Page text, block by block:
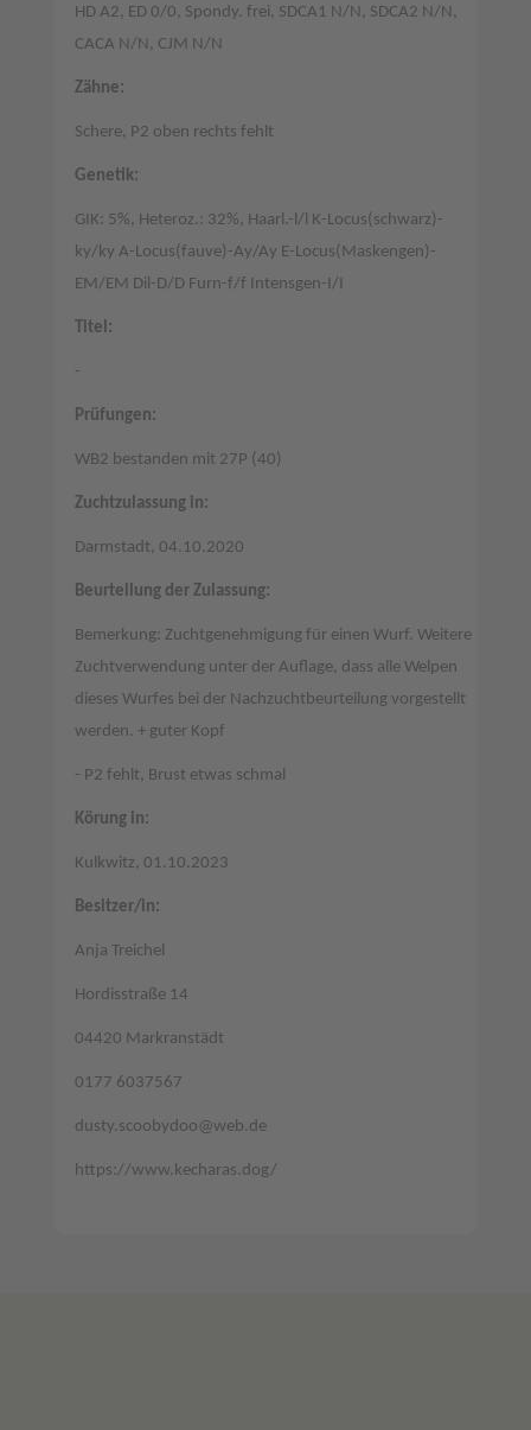
HD A2, ED 0/0, Spondy. frei, SDCA1 N/N, SDCA2 N/N,
CACA N/N, CJM N/N
Zähne:
Schere, P2 oben rechts fehlt
Genetik:
GIK: 5%, Heteroz.: 32%, Haarl.-l/l K-Locus(schwarz)-
ky/ky A-Locus(fauve)-Ay/Ay E-Locus(Maskengen)-
EM/EM Dil-D/D Furn-f/f Intensgen-I/I
Titel:
-
Prüfungen:
WB2 bestanden mit 27P (40)
Zuchtzulassung in:
Darmstadt, 04.10.2020
Beurteilung der Zulassung:
Bemerkung: Zuchtgenehmigung für einen Wurf. Weitere
Zuchtverwendung unter der Auflage, dass alle Welpen
dieses Wurfes bei der Nachzuchtbeurteilung vorgestellt
werden. + guter Kopf
- P2 fehlt, Brust etwas schmal
Körung in:
Kulkwitz, 01.10.2023
Besitzer/in:
Anja Treichel
Hordisstraße 14
04420 Markranstädt
0177 6037567
dusty.scoobydoo@web.de
https://www.kecharas.dog/